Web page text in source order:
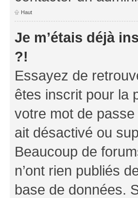
Haut
Je m’étais déjà
?!
Essayez de
êtes inscrit pour la
votre mot de
ait désactivé ou
Beaucoup de
n’ont rien publiés
base de données.